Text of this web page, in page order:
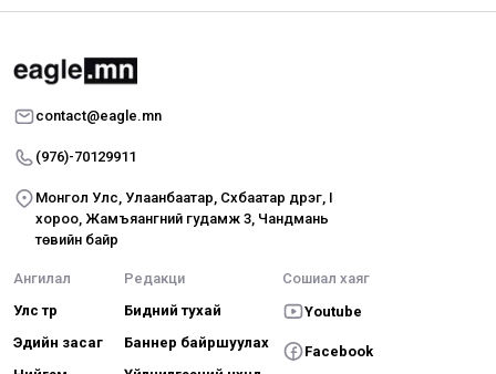
contact@eagle.mn
(976)-70129911
Монгол Улс, Улаанбаатар, Сүхбаатар дүүрэг, I
хороо, Жамъяангүний гудамж 3, Чандмань
төвийн байр
Ангилал
Улс төр
Эдийн засаг
Редакци
Бидний тухай
Баннер байршуулах
Сошиал хаяг
Youtube
Facebook